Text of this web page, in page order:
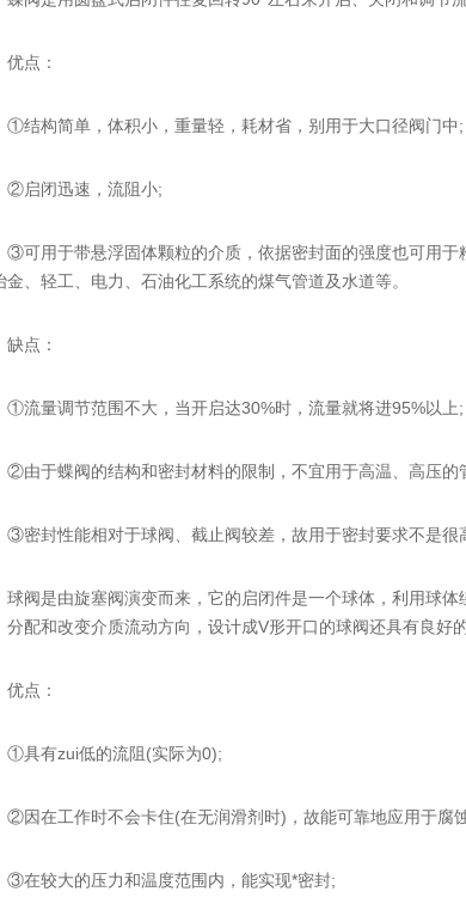
点：
构简单，体积小，重量轻，耗材省，别用于大口径阀门中;
闭迅速，流阻小;
用于带悬浮固体颗粒的介质，依据密封面的强度也可用于
金、轻工、电力、石油化工系统的煤气管道及水道等。
点：
量调节范围不大，当开启达30%时，流量就将进95%以上;
于蝶阀的结构和密封材料的限制，不宜用于高温、高压的
封性能相对于球阀、截止阀较差，故用于密封要求不是很
是由旋塞阀演变而来，它的启闭件是一个球体，利用球体
分配和改变介质流动方向，设计成V形开口的球阀还具有良好
点：
有zui低的流阻(实际为0);
在工作时不会卡住(在无润滑剂时)，故能可靠地应用于腐
较大的压力和温度范围内，能实现*密封;